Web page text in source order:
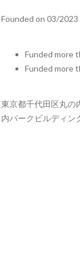
Founded on 03/2023
Funded more
Funded more
東京都千代田区丸の
内パークビルディン